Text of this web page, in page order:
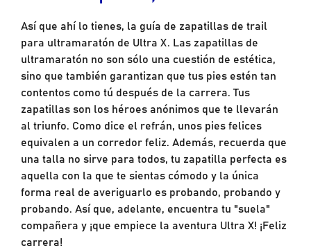
Así que ahí lo tienes, la guía de zapatillas de trail
para ultramaratón de Ultra X. Las zapatillas de
ultramaratón no son sólo una cuestión de estética,
sino que también garantizan que tus pies estén tan
contentos como tú después de la carrera. Tus
zapatillas son los héroes anónimos que te llevarán
al triunfo. Como dice el refrán, unos pies felices
equivalen a un corredor feliz. Además, recuerda que
una talla no sirve para todos, tu zapatilla perfecta es
aquella con la que te sientas cómodo y la única
forma real de averiguarlo es probando, probando y
probando. Así que, adelante, encuentra tu "suela"
compañera y ¡que empiece la aventura Ultra X! ¡Feliz
carrera!